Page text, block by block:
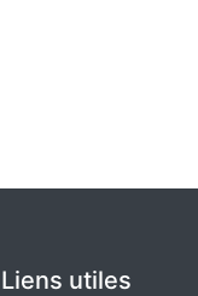
Liens utiles